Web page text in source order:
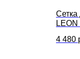
Сетка
4 480